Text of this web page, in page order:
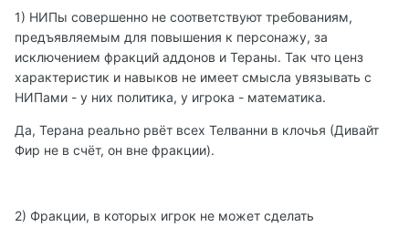
1) НИПы совершенно не соответствуют требованиям,
предъявляемым для повышения к персонажу, за
исключением фракций аддонов и Тераны. Так что ценз
характеристик и навыков не имеет смысла увязывать с
НИПами - у них политика, у игрока - математика.
Да, Терана реально рвёт всех Телванни в клочья (Дивайт
Фир не в счёт, он вне фракции).
2) Фракции, в которых игрок не может сделать